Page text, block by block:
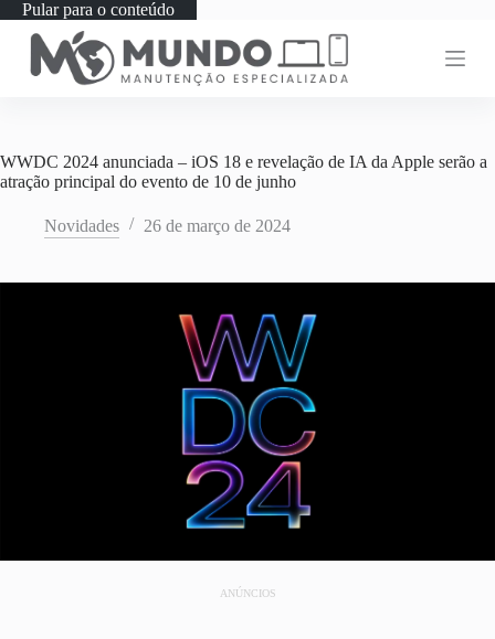
Pular para o conteúdo
WWDC 2024 anunciada – iOS 18 e revelação de IA da Apple serão a
atração principal do evento de 10 de junho
Novidades 26 de março de 2024
ANÚNCIOS